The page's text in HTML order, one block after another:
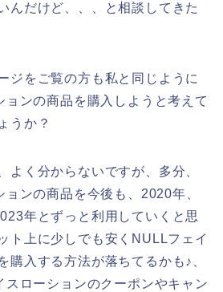
んだけど、、、と相談してきた
ジをご覧の方も私と同じように
ョンの商品を購入しようと考えて
うか？
よく分からないですが、多分、
ンの商品を今後も、2020年、
年とずっと利用していくと思
ト上に少しでも安くNULLフェイ
購入する方法が落ちてるかも♪、
スローションのクーポンやキャン